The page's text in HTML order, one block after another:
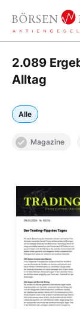
2.089
Alltag
Alle
Magazine